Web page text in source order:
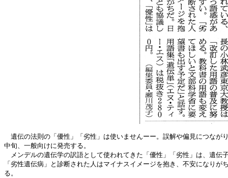
遺伝の法則の「優性」「劣性」は使いませんーー。誤解や偏見につなが
中旬、一般向けに発売する。
メンデルの遺伝学の訳語として使われてきた「優性」「劣性」は、遺伝
「劣性遺伝病」と診断された人はマイナスイメージを抱き、不安になり
る。